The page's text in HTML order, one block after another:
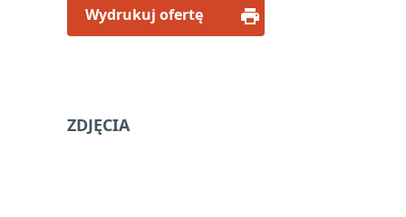
Wydrukuj ofertę
ZDJĘCIA